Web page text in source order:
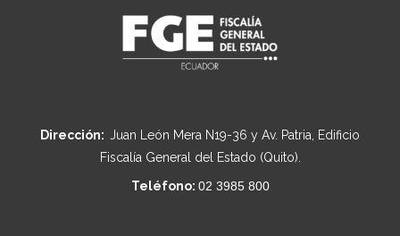
Dirección: Juan León Mera N19-36 y Av. Patria, Edificio
Fiscalía General del Estado (Quito).
Teléfono: 02 3985 800